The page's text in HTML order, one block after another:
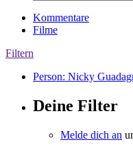
Kommentare
Filme
Filtern
Person: Nicky
Deine Filter
Melde dich an